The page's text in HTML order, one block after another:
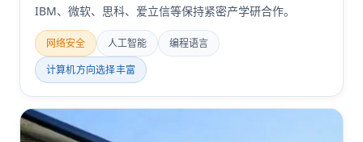
IBM、微软、思科、爱立信等保持紧密产学研合作。
网络安全 人工智能
编程语言
计算机方向选择丰富